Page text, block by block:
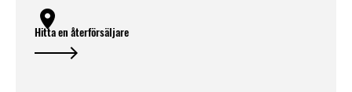
Hitta en återförsäljare